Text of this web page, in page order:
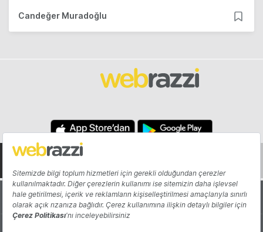
Candeğer Muradoğlu
Hakkında Yazarlar